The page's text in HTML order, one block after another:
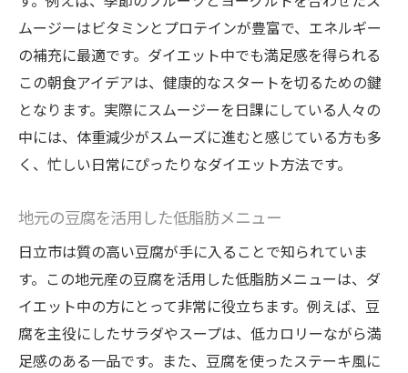
ムージーはビタミンとプロテインが豊富で、エネルギー
の補充に最適です。ダイエット中でも満足感を得られる
この朝食アイデアは、健康的なスタートを切るための鍵
となります。実際にスムージーを日課にしている人々の
中には、体重減少がスムーズに進むと感じている方も多
く、忙しい日常にぴったりなダイエット方法です。
地元の豆腐を活用した低脂肪メニュー
日立市は質の高い豆腐が手に入ることで知られていま
す。この地元産の豆腐を活用した低脂肪メニューは、ダ
イエット中の方にとって非常に役立ちます。例えば、豆
腐を主役にしたサラダやスープは、低カロリーながら満
足感のある一品です。また、豆腐を使ったステーキ風に